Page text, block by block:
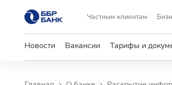
Частным клиентам
Новости Вакансии Тарифы и